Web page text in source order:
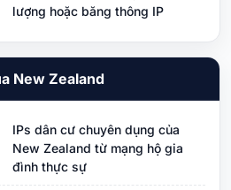
lượng hoặc băng thông IP
New Zealand
IPs dân cư chuyên dụng của
New Zealand từ mạng hộ gia
đình thực sự